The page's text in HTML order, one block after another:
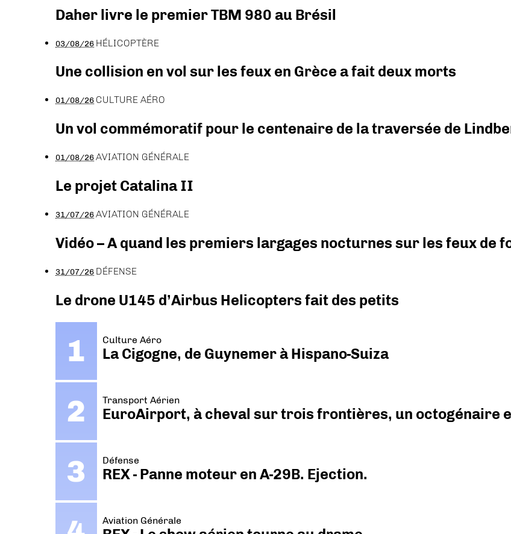
Daher livre le premier TBM 980 au Brésil
03/08/26 HÉLICOPTÈRE
Une collision en vol sur les feux en Grèce a fait deux morts
01/08/26 CULTURE AÉRO
Un vol commémoratif pour le centenaire de la traversée de
01/08/26AVIATION GÉNÉRALE
Le projet Catalina II
31/07/26AVIATION GÉNÉRALE
Vidéo – A quand les premiers largages nocturnes sur les feux de
31/07/26 DÉFENSE
Le drone U145 d’Airbus Helicopters fait des petits
Culture Aéro
La Cigogne, de Guynemer à Hispano-Suiza
Transport Aérien
EuroAirport, à cheval sur trois frontières, un octogénaire
Défense
REX - Panne moteur en A-29B. Ejection.
Aviation Générale